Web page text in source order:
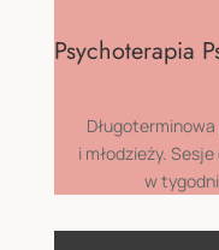
Psychoterapia
i młodzieży.
w